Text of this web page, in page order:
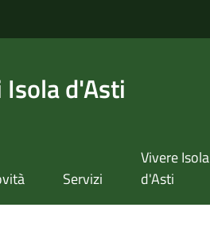
Isola d'Asti
Servizi
Vivere Isola
d'Asti